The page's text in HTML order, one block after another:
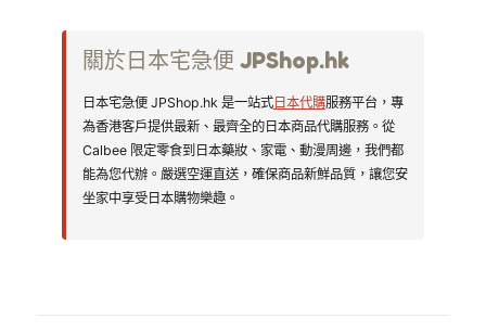
關於日本宅急便 JPShop.hk
日本宅急便 JPShop.hk 是一站式日本代購服務平台，專
為香港客戶提供最新、最齊全的日本商品代購服務。從
Calbee 限定零食到日本藥妝、家電、動漫周邊，我們都
能為您代辦。嚴選空運直送，確保商品新鮮品質，讓您安
坐家中享受日本購物樂趣。